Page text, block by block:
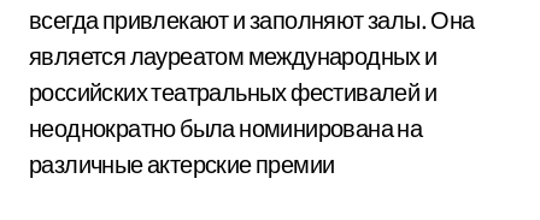
всегда привлекают и заполняют залы. Она
является лауреатом международных и
российских театральных фестивалей и
неоднократно была номинирована на
различные актерские премии